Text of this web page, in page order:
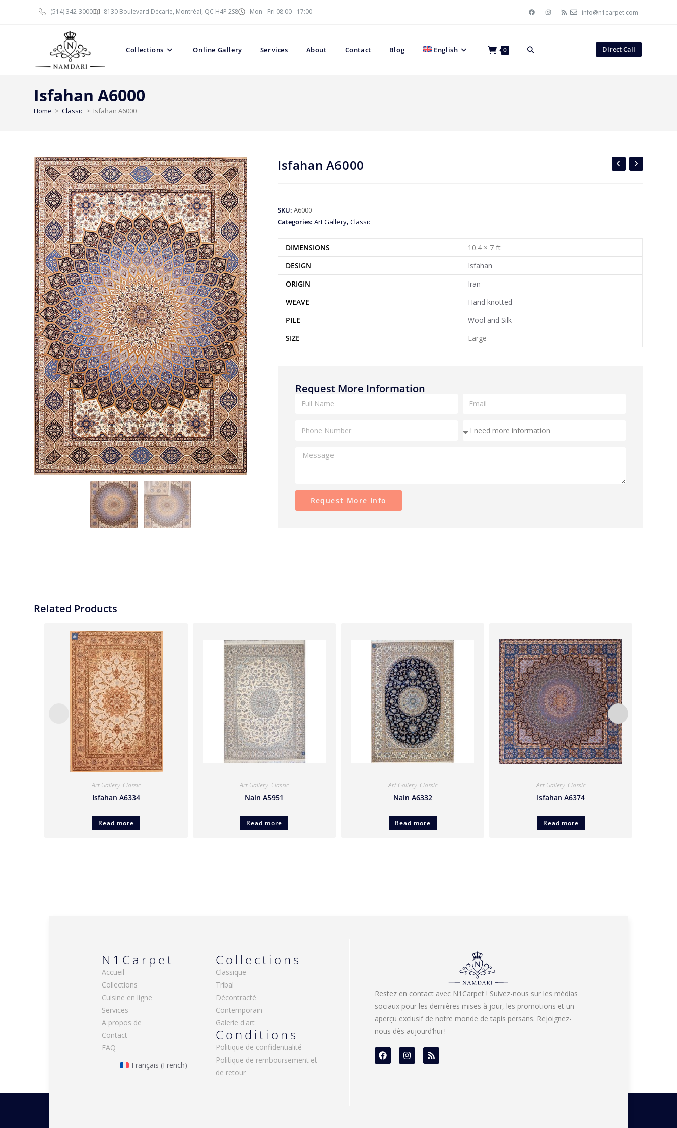
(514) 342-3000 8130 Boulevard Décarie, Montréal, QC H4P 2S8 Mon - Fri 08:00 - 17:00 info@n1carpet.com
Direct Call
Collections Online Gallery Services About Contact Blog English 0
Isfahan A6000
Home > Classic > Isfahan A6000
Isfahan A6000
SKU:A6000
Categories:Art Gallery,Classic
DIMENSIONS
10.4 × 7 ft
DESIGN
Isfahan
ORIGIN
Iran
WEAVE
Hand knotted
PILE
Wool and Silk
SIZE
Large
Request More Information
Request More Info
Related Products
Art Gallery, Classic
Isfahan A6334
Read more
Art Gallery, Classic
Nain A5951
Read more
Art Gallery, Classic
Nain A6332
Read more
Art Gallery, Classic
Isfahan A6374
Read more
N1Carpet
Accueil
Collections
Cuisine en ligne
Services
A propos de
Contact
FAQ
Français (French)
Collections
Classique
Tribal
Décontracté
Contemporain
Galerie d'art
Conditions
Politique de confidentialité
Politique de remboursement et
de retour
Restez en contact avec N1Carpet ! Suivez-nous sur les médias
sociaux pour les dernières mises à jour, les promotions et un
aperçu exclusif de notre monde de tapis persans. Rejoignez-
nous dès aujourd’hui !